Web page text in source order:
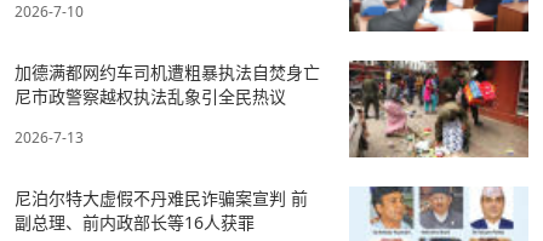
2026-7-10
加德满都网约车司机遭粗暴执法自焚身亡
尼市政警察越权执法乱象引全民热议
2026-7-13
尼泊尔特大虚假不丹难民诈骗案宣判 前
副总理、前内政部长等16人获罪